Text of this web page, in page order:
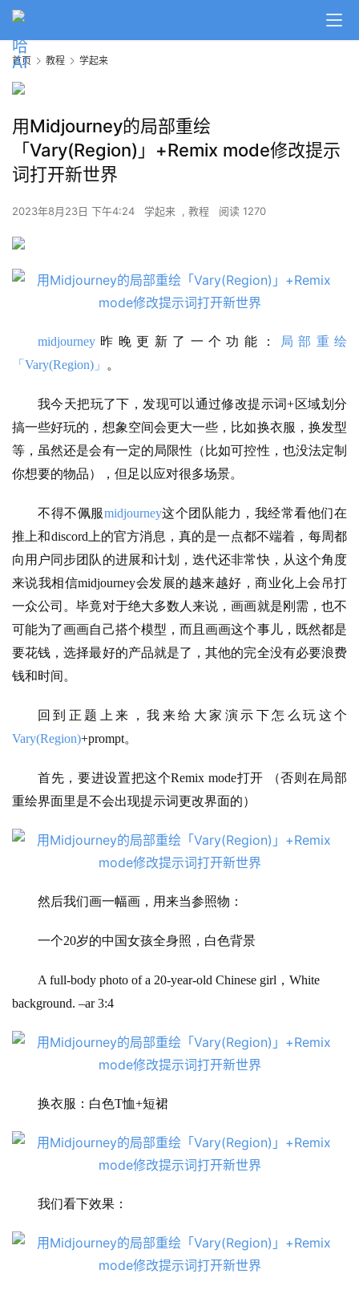
日
首页 教程 学起来
用Midjourney的局部重绘
「Vary(Region)」+Remix mode修改提示
词打开新世界
2023年8月23日 下午4:24 学起来 , 教程 阅读 1270
midjourney 昨晚更新了一个功能：
局部重绘
「Vary(Region)」
。
我今天把玩了下，发现可以通过修改提示词+区域划分
搞一些好玩的，想象空间会更大一些，比如换衣服，换发型
等，虽然还是会有一定的局限性（比如可控性，也没法定制
你想要的物品），但足以应对很多场景。
不得不佩服midjourney这个团队能力，我经常看他们在
推上和discord上的官方消息，真的是一点都不端着，每周都
向用户同步团队的进展和计划，迭代还非常快，从这个角度
来说我相信midjourney会发展的越来越好，商业化上会吊打
一众公司。毕竟对于绝大多数人来说，画画就是刚需，也不
可能为了画画自己搭个模型，而且画画这个事儿，既然都是
要花钱，选择最好的产品就是了，其他的完全没有必要浪费
钱和时间。
回到正题上来，我来给大家演示下怎么玩这个
Vary(Region)+prompt。
首先，要进设置把这个Remix mode打开 （否则在局部
重绘界面里是不会出现提示词更改界面的）
然后我们画一幅画，用来当参照物：
一个20岁的中国女孩全身照，白色背景
A full-body photo of a 20-year-old Chinese girl，White
background. –ar 3:4
换衣服：白色T恤+短裙
我们看下效果：